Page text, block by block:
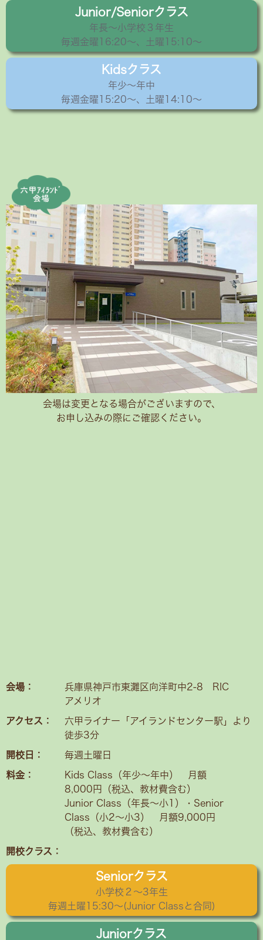
Junior/Seniorクラス
年長〜小学校３年生
毎週金曜16:20〜、土曜15:10～
Kidsクラス
年少〜年中
毎週金曜15:20〜、土曜14:10～
会場は変更となる場合がございますので、
お申し込みの際にご確認ください。
会場：
兵庫県神戸市東灘区向洋町中2-8 RIC
アメリオ
アクセス：
六甲ライナー「アイランドセンター駅」より
徒歩3分
開校日： 毎週土曜日
料金：
Kids Class（年少〜年中） 月額
8,000円（税込、教材費含む）
Junior Class（年長～小1）・Senior
Class（小2〜小3） 月額9,000円
（税込、教材費含む）
開校クラス：
Seniorクラス
小学校２〜3年生
毎週土曜15:30〜(Junior Classと合同)
Juniorクラス